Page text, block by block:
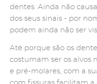
dentes. Ainda não
dos seus sinais - por
podem ainda não ser
Até porque são os
costumam ser os alvos
e pré-molares, com a